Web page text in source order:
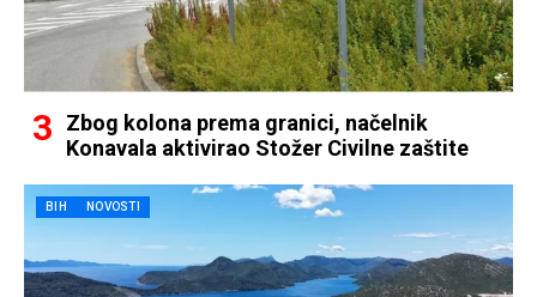
Zbog kolona prema granici, načelnik
Konavala aktivirao Stožer Civilne zaštite
BIH NOVOSTI